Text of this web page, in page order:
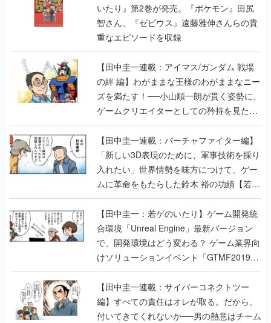
いたり』第2巻が発売。『ポケモン』田尻
智さん、『ゼビウス』遠藤雅伸さんらの貴
重なエピソードを収録
【田中圭一連載：アイマス/ガンダム 戦場
の絆 編】わがままな王様のわがままなニー
ズを満たす！──小山順一朗が貫く姿勢に、
ゲームクリエイターとしての矜持を見た
【若ゲのいたり最終回】
【田中圭一連載：バーチャファイター編】
「新しい3D表現のために、軍事技術を採り
入れたい」世界情勢を味方につけて、ゲー
ムに革命をもたらした鈴木 裕の功績【若ゲ
のいたり】
【田中圭一：若ゲのいたり】ゲーム開発統
合環境「Unreal Engine」最新バージョン
で、開発環境はどう変わる？ ゲーム業界向
けソリューションイベント「GTMF2019」
に行って、より理解を深めよう【PR】
【田中圭一連載：サイバーコネクトツー
編】すべての責任はオレが取る。だから、
付いてきてくれないか──男の熱意はチーム